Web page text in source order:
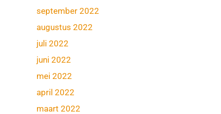
september 2022
augustus 2022
juli 2022
juni 2022
mei 2022
april 2022
maart 2022